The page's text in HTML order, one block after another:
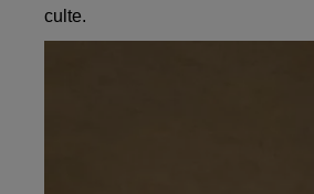
culte.